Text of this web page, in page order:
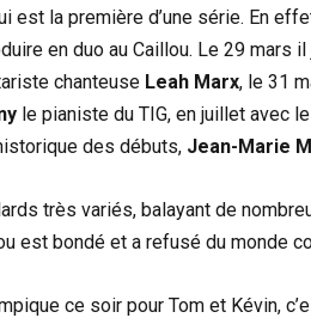
est la première d’une série. En
en duo au Caillou. Le 29 mars
chanteuse Leah Marx, le 31
le pianiste du TIG, en juillet avec
des débuts, Jean-Marie
très variés, balayant de
est bondé et a refusé du monde
ce soir pour Tom et Kévin,